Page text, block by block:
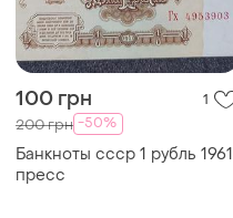
100 грн 1
200 грн -50%
Банкноты ссср 1 рубль 1961
пресс